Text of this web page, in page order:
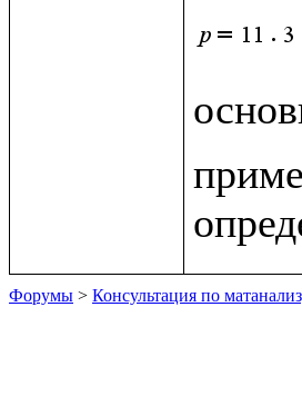
Форумы > Консультация по